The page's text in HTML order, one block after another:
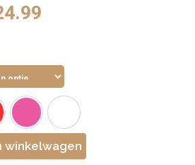
winkelwagen